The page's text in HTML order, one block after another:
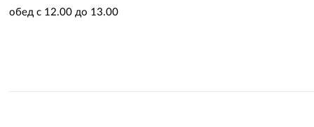
обед с 12.00 до 13.00